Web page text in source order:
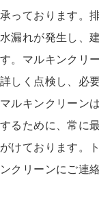
承っております。
水漏れが発生し、
す。マルキンクリ
詳しく点検し、必
マルキンクリーン
するために、常に
がけております。
ンクリーンにご連